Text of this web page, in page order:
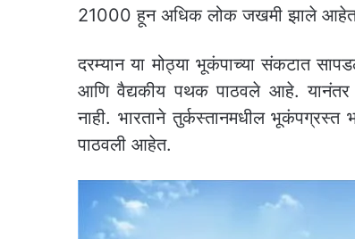
21000 हून अधिक लोक जखमी झाले
दरम्यान या मोठ्या भूकंपाच्या संकटात
आणि वैद्यकीय पथक पाठवले आहे. यानंतर
नाही. भारताने तुर्कस्तानमधील भूकंपग्रस्त
पाठवली आहेत.